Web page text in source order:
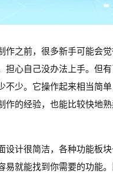
作之前，很多新手可能会
担心自己没办法上手。但
不少。它操作起来相当简
作的经验，也能比较快地
设计很简洁，各种功能板
易就能找到你需要的功能